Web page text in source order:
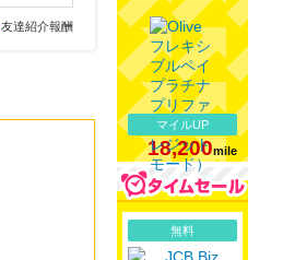
友達紹介報酬
マイルUP
18,200mile
無料